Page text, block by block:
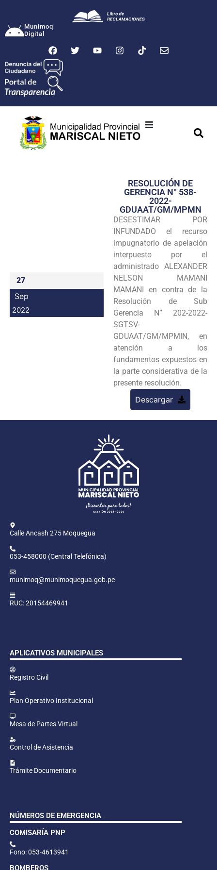
Munimoq
Digital
Transparencia
Seguridad
Programas
Intranet
27
Sep
2022
RESOLUCIÓN DE
GERENCIA N° 538-
2022-
GDUAAT/GM/MPMN
DESESTIMAR POR
INFUNDADO el recurso
impugnatorio de apelación
interpuesto por el
administrado ALEXANDER
NELSON MAMANI
MAMANI en contra de la
Resolución de Sub
Gerencia N” 202-2022-
SGTSV-
GDUAAT/GM/MPMIN, en
atención a los
fundamentos expuestos en
la parte considerativa de la
presente resolución.
Descargar
Calle Ancash 275 Moquegua
053-458000 (Central Telefónica)
munimoq@munimoquegua.gob.pe
RUC: 20154469941
APLICATIVOS MUNICIPALES
Registro Civil
Plan Operativo Institucional
Mesa de Partes Virtual
Control de Asistencia
Trámite Documentario
NÚMEROS DE EMERGENCIA
COMISARÍA PNP
Fono: 053-4613941
BOMBEROS